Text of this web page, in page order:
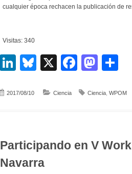
cualquier época rechacen la publicación de
Visitas: 340
LinkedIn
Bluesky
X
2017/08/10 Ciencia Ciencia, WPOM
Participando en V
Navarra